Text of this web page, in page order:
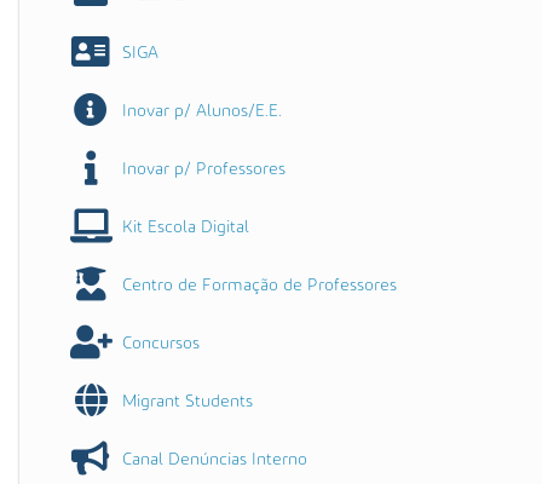
SIGA
Inovar p/ Alunos/E.E.
Inovar p/ Professores
Kit Escola Digital
Centro de Formação de Professores
Concursos
Migrant Students
Canal Denúncias Interno